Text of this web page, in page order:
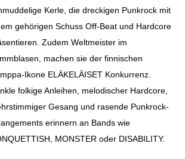
Kerle, die dreckigen Punkrock mit
gehörigen Schuss Off-Beat und Hardcore
Zudem Weltmeister im
machen sie der finnischen
Ikone ELÄKELÄISET Konkurrenz.
folkige Anleihen, melodischer Hardcore,
Gesang und rasende Punkrock-
erinnern an Bands wie
MONSTER oder DISABILITY.